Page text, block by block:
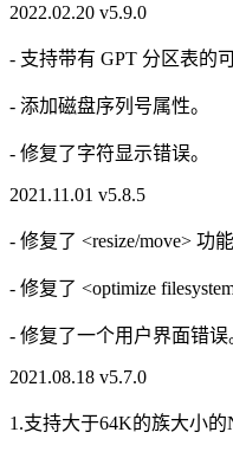
2022.02.20 v5.9.0
- 支持带有 GPT 分区表的
- 添加磁盘序列号属性。
- 修复了字符显示错误。
2021.11.01 v5.8.5
- 修复了 <resize/move> 功
- 修复了 <optimize
- 修复了一个用户界面错误
2021.08.18 v5.7.0
1.支持大于64K的族大小的